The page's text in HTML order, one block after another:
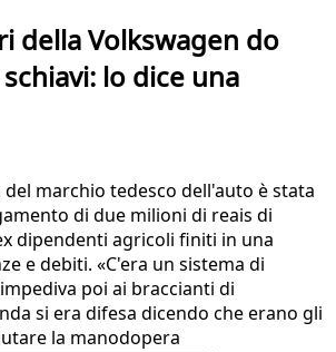
della Volkswagen do
lo dice una
del marchio tedesco dell'auto è stata
di due milioni di reais di
dipendenti agricoli finiti in una
e debiti. «C'era un sistema di
poi ai braccianti di
si era difesa dicendo che erano gli
la manodopera